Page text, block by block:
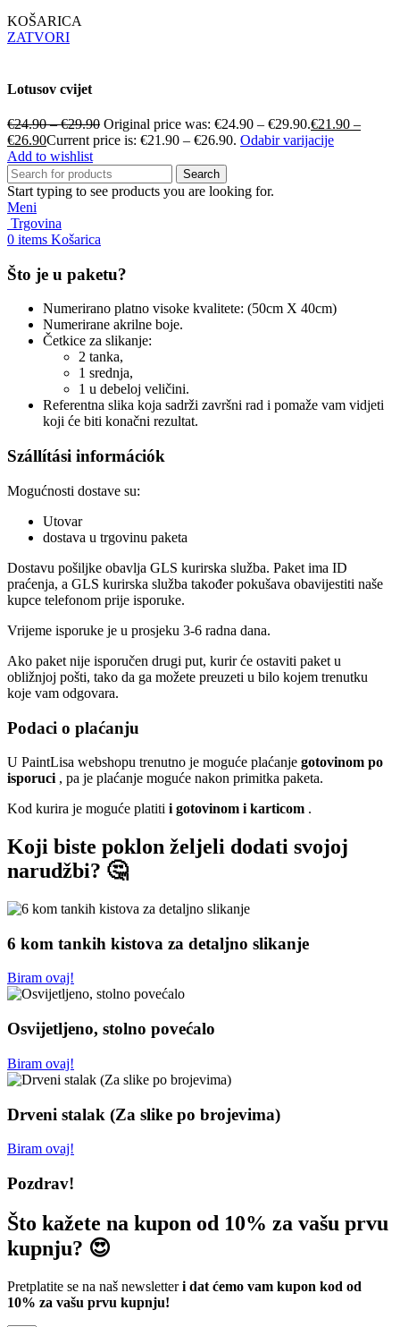
KOŠARICA
ZATVORI
Lotusov cvijet
€24.90–€29.90 Original price was: €24.90 – €29.90.€21.90 –
€26.90Current price is: €21.90 – €26.90. Odabir varijacije
Add to wishlist
Search
Start typing to see products you are looking for.
Meni
Trgovina
0 items Košarica
Što je u paketu?
Numerirano platno visoke kvalitete: (50cm X 40cm)
Numerirane akrilne boje.
Četkice za slikanje:
2 tanka,
1 srednja,
1 u debeloj veličini.
Referentna slika koja sadrži završni rad i pomaže vam vidjeti
koji će biti konačni rezultat.
Szállítási információk
Mogućnosti dostave su:
Utovar
dostava u trgovinu paketa
Dostavu pošiljke obavlja GLS kurirska služba. Paket ima ID
praćenja, a GLS kurirska služba također pokušava obavijestiti naše
kupce telefonom prije isporuke.
Vrijeme isporuke je u prosjeku 3-6 radna dana.
Ako paket nije isporučen drugi put, kurir će ostaviti paket u
obližnjoj pošti, tako da ga možete preuzeti u bilo kojem trenutku
koje vam odgovara.
Podaci o plaćanju
U PaintLisa webshopu trenutno je moguće plaćanje gotovinom po
isporuci , pa je plaćanje moguće nakon primitka paketa.
Kod kurira je moguće platiti i gotovinom i karticom .
Koji biste poklon željeli dodati svojoj
narudžbi? 🤔
6 kom tankih kistova za detaljno slikanje
Biram ovaj!
Osvijetljeno, stolno povećalo
Biram ovaj!
Drveni stalak (Za slike po brojevima)
Biram ovaj!
Pozdrav!
Što kažete na kupon od 10% za vašu prvu
kupnju? 😍
Pretplatite se na naš newsletteri dat ćemo vam kupon kod od
10% za vašu prvu kupnju!